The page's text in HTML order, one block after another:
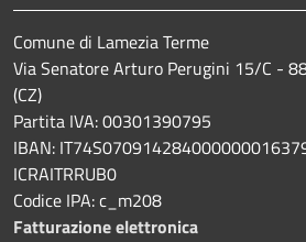
Comune di Lamezia Terme
Via Senatore Arturo Perugini 15/C -
(CZ)
Partita IVA: 00301390795
IBAN:
ICRAITRRUB0
Codice IPA: c_m208
Fatturazione elettronica